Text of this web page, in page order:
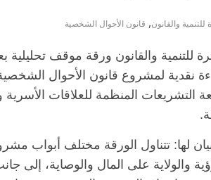
للتنمية والقانون, قانون الأحوال الشخصية
والقانون ورقة موقف تحليلية
نقدية لمشروع قانون الأحوال
التشريعات المنظمة للعلاقات
لها: تتناول الورقة مختلف أبواب
والولاية على المال والوصاية، إلى